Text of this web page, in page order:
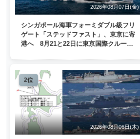
2026年08月07日(金)
シンガポール海軍フォーミダブル級フリ
ゲート「ステッドファスト」、東京に寄
港へ 8月21と22日に東京国際クルーズ
2位
2026年08月06日(木)